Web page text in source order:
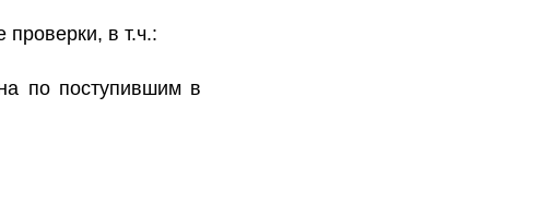
проверки, в т.ч.:
по поступившим в